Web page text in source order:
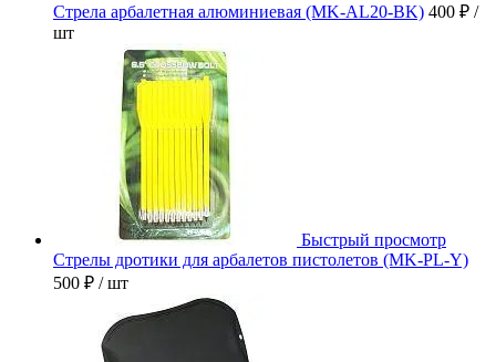
Стрела арбалетная алюминиевая (MK-AL20-BK) 400 ₽ /
шт
Быстрый просмотр
Стрелы дротики для арбалетов пистолетов (MK-PL-Y)
500 ₽ / шт